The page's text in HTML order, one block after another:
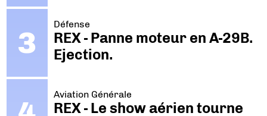
Défense
REX - Panne moteur en A-29B.
Ejection.
Aviation Générale
REX - Le show aérien tourne